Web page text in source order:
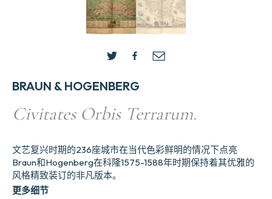
BRAUN & HOGENBERG
Civitates Orbis Terrarum.
文艺复兴时期的236座城市在当代色彩鲜明的情况下点亮
Braun和Hogenberg在科隆1575-1588年时期保持着其优雅的
风格精致装订的非凡版本。
更多细节